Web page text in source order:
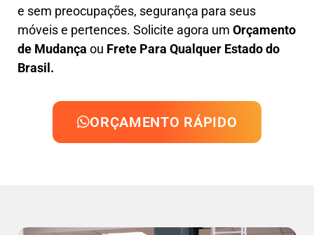
e sem preocupações, segurança para seus
móveis e pertences. Solicite agora um Orçamento
de Mudança ou Frete Para Qualquer Estado do
Brasil.
ORÇAMENTO RÁPIDO